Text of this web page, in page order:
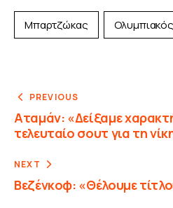
Μπαρτζώκας Ολυμπιακός
PREVIOUS
Αταμάν: «Δείξαμε
τελευταίο σουτ για τη
NEXT
Βεζένκοφ: «Θέλουμε